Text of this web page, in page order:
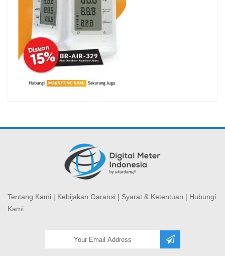
Tentang Kami | Kebijakan Garansi | Syarat & Ketentuan | Hubungi
Kami